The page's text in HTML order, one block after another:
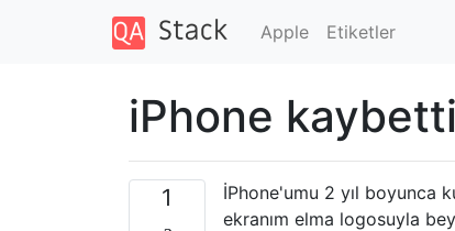
Apple Etiketler
iPhone
1
İPhone'umu 2 yıl boyunca
ekranım elma logosuyla